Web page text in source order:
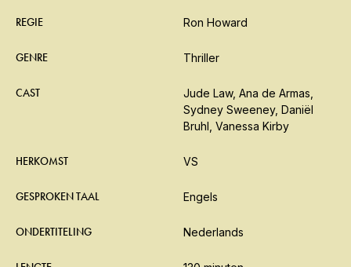
REGIE Ron Howard
GENRE Thriller
CAST
Jude Law, Ana de Armas,
Sydney Sweeney, Daniël
Bruhl, Vanessa Kirby
HERKOMST VS
GESPROKEN TAAL Engels
ONDERTITELING Nederlands